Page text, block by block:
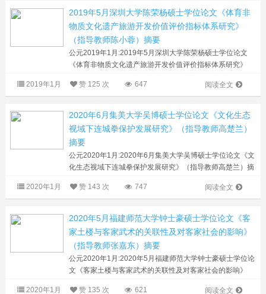
2019年5月深圳大学陈荣杨硕士学位论文《体育非
物质文化遗产旅游开发价值评价指标体系研究》
（指导教师陈小蓉）摘要
公元2019年1月:2019年5月深圳大学陈荣杨硕士学位论文
《体育非物质文化遗产旅游开发价值评价指标体系研究》
一步拓宽和加深体育非物质文...
阅读全文
2019年1月 赞 125 次 647
2020年6月集美大学吴博硕士学位论文《文化生态
视域下连城拳保护发展研究》（指导教师高楚兰）
摘要
公元2020年1月:2020年6月集美大学吴博硕士学位论文《文
化生态视域下连城拳保护发展研究》（指导教师高楚兰）摘
整理出来的源流有序、拳理明...
阅读全文
2020年1月 赞 143 次 747
2020年5月福建师范大学钟士豪硕士学位论文《客
家土楼与客家武术的关联性及对客家社会的影响》
（指导教师张嘉东）摘要
公元2020年1月:2020年5月福建师范大学钟士豪硕士学位论
文《客家土楼与客家武术的关联性及对客家社会的影响》
阅读全文
2020年1月 赞 135 次 621